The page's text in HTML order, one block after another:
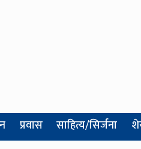
प्रवास साहित्य/सिर्जना